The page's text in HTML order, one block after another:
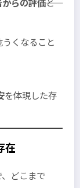
くなること
を体現した存
在
どこまで